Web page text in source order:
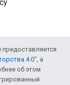
предоставляется
4.0", а
об этом